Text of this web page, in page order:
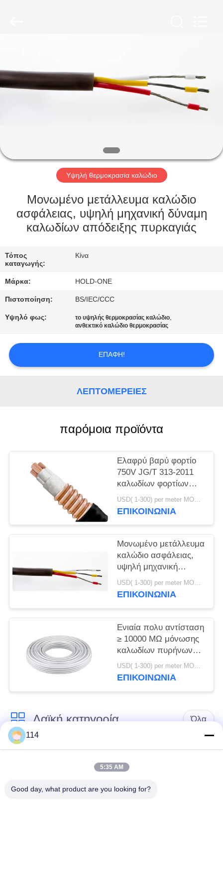
ΠΡΟΪΌΝΤΑ
ΠΕΡΊΠΟΥ
ΕΜΕΊΣ
ΓΎΡΟΣ
ΕΡΓΟΣΤΑΣΊΩΝ
ΈΛΕΓΧΟΣ
ΜΑΣ
ΕΛΆΤΕ
ΣΕ
ΕΠΑΦΉ
ΜΕ
ΠΟΛΙΤΙΚΉ
ΑΠΟΡΡΉΤΟΥ
Υψηλή θερμοκρασία καλώδιο
Μονωμένο μετάλλευμα καλώδιο
ασφάλειας, υψηλή μηχανική δύναμη
καλωδίων απόδειξης πυρκαγιάς
Τόπος
καταγωγής:
Κίνα
Μάρκα: HOLD-ONE
Πιστοποίηση: BS/IEC/CCC
Υψηλό φως: το υψηλής θερμοκρασίας καλώδιο,
ανθεκτικό καλώδιο θερμοκρασίας
ΕΠΑΦΉ!
ΛΕΠΤΟΜΈΡΕΙΕΣ
παρόμοια προϊόντα
Ελαφρύ βαρύ φορτίο
750V JG/T 313-2011
καλωδίων φορτίων
500V υψηλής
θερμοκρασίας
USD( 1-300) per meter MOQ:1000M
ΕΠΙΚΟΙΝΩΝΙΑ
Μονωμένο μετάλλευμα
καλώδιο ασφάλειας,
υψηλή μηχανική
δύναμη καλωδίων
απόδειξης πυρκαγιάς
USD( 1-300) per meter MOQ:1000M
ΕΠΙΚΟΙΝΩΝΙΑ
Ενιαία πολυ αντίσταση
≥ 10000 MΩ μόνωσης
καλωδίων πυρήνων
υψηλής θερμοκρασίαςUSD( 1-300) per meter MOQ:1000M
ΕΠΙΚΟΙΝΩΝΙΑ
Λαϊκή κατηγορία Όλα
Xlpe με μόνωση
Μόνωση από PVC
καλωδίου
μεταλλικά μονωμένα
θωρακισμένο
114
5:35 AM
Good day, what product are you looking for?